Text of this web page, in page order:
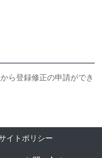
から登録修正の申請ができ
イトポリシー